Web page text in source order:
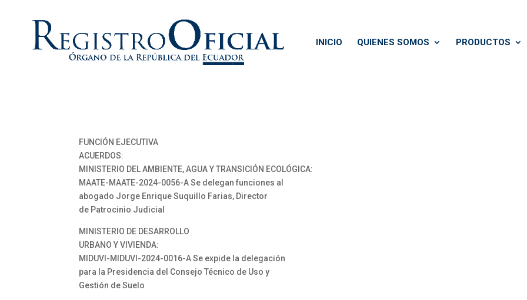
INICIO QUIENES SOMOS PRODUCTOS
FUNCIÓN EJECUTIVA
ACUERDOS:
MINISTERIO DEL AMBIENTE, AGUA Y TRANSICIÓN ECOLÓGICA:
MAATE-MAATE-2024-0056-A Se delegan funciones al
abogado Jorge Enrique Suquillo Farias, Director
de Patrocinio Judicial
MINISTERIO DE DESARROLLO
URBANO Y VIVIENDA:
MIDUVI-MIDUVI-2024-0016-A Se expide la delegación
para la Presidencia del Consejo Técnico de Uso y
Gestión de Suelo